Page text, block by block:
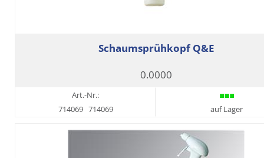
Schaumsprühkopf Q&E
0.0000
Art.-Nr.:
714069 714069 auf Lager